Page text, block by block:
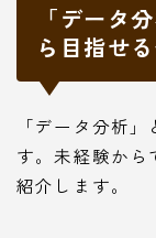
「データ
ら目指せ
「データ分析
す。未経験か
紹介します。